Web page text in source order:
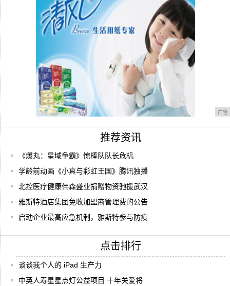
广告
推荐资讯
《爆丸：星域争霸》惊棒队队长危机
学龄前动画《小真与彩虹王国》腾讯独播
北控医疗健康伟森盛业捐赠物资驰援武汉
雅斯特酒店集团免收加盟商管理费的公告
启动企业最高应急机制，雅斯特参与防疫
点击排行
谈谈我个人的 iPad 生产力
中英人寿星星点灯公益项目 十年关爱将